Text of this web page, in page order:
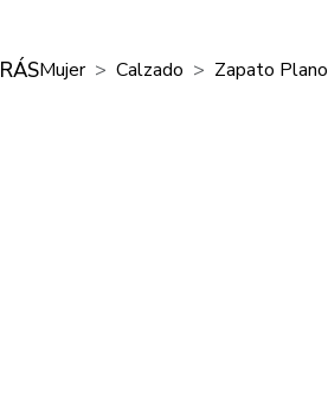
Mujer Calzado Zapato Plano